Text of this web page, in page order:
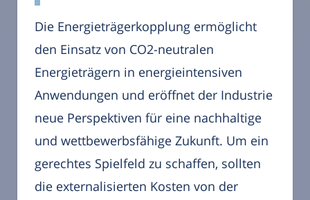
Die Energieträgerkopplung ermöglicht
den Einsatz von CO2-neutralen
Energieträgern in energieintensiven
Anwendungen und eröffnet der Industrie
neue Perspektiven für eine nachhaltige
und wettbewerbsfähige Zukunft. Um ein
gerechtes Spielfeld zu schaffen, sollten
die externalisierten Kosten von der